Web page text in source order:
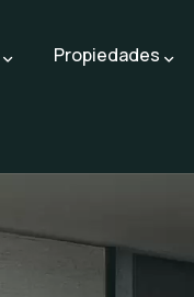
Propiedades